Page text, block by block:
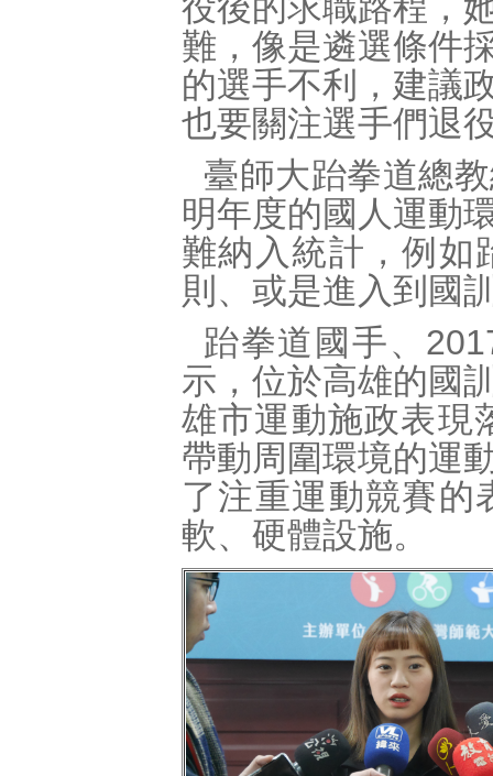
難，像是遴選條件
的選手不利，建議
也要關注選手們退
臺師大跆拳道總
明年度的國人運動
難納入統計，例如
則、或是進入到國
跆拳道國手、
示，位於高雄的國
雄市運動施政表現
帶動周圍環境的運
了注重運動競賽的
軟、硬體設施。